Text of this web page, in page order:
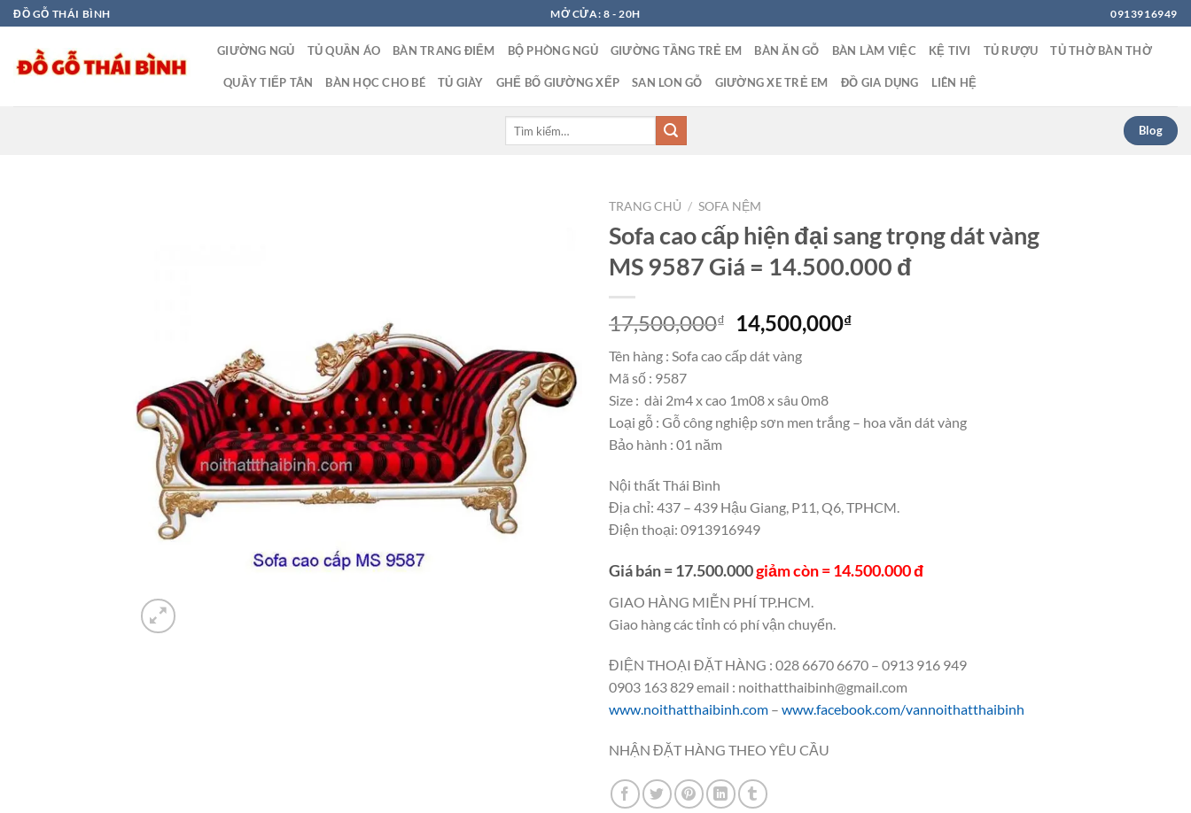
Bỏ
qua
dung
ĐỒ GỖ THÁI BÌNH MỞ CỬA: 8 - 20H 0913916949
GIƯỜNG NGỦ TỦ QUẦN ÁO BÀN TRANG ĐIỂM BỘ PHÒNG NGỦ GIƯỜNG TẦNG TRẺ EM BÀN ĂN GỖ BÀN LÀM VIỆC KỆ TIVI TỦ RƯỢU TỦ THỜ BÀN THỜ
QUẦY TIẾP TÂN BÀN HỌC CHO BÉ TỦ GIÀY GHẾ BỐ GIƯỜNG XẾP SAN LON GỖ GIƯỜNG XE TRẺ EM ĐỒ GIA DỤNG LIÊN HỆ
Blog
TRANG CHỦ / SOFA NỆM
Sofa cao cấp hiện đại sang trọng dát vàng
MS 9587 Giá = 14.500.000 đ
17,500,000₫
Giá
gốc
là:
14,500,000₫Giá
Tên hàng : Sofa cao cấp dát vàng
Mã số : 9587
Size : dài 2m4 x cao 1m08 x sâu 0m8
Loại gỗ : Gỗ công nghiệp sơn men trắng – hoa văn dát vàng
Bảo hành : 01 năm
Nội thất Thái Bình
Địa chỉ: 437 – 439 Hậu Giang, P11, Q6, TPHCM.
Điện thoại: 0913916949
Giá bán = 17.500.000giảm còn = 14.500.000 đ
GIAO HÀNG MIỄN PHÍ TP.HCM.
Giao hàng các tỉnh có phí vận chuyển.
ĐIỆN THOẠI ĐẶT HÀNG : 028 6670 6670 – 0913 916 949
0903 163 829 email : noithatthaibinh@gmail.com
www.noithatthaibinh.com – www.facebook.com/vannoithatthaibinh
NHẬN ĐẶT HÀNG THEO YÊU CẦU